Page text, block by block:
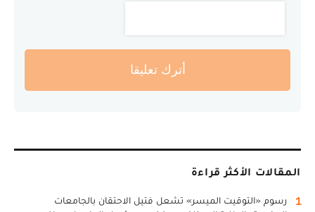
أترك تعليقا
المقالات الأكثر قراءة
1
رسوم «التوقيت الميسر» تشعل فتيل الاحتقان بالجامعات